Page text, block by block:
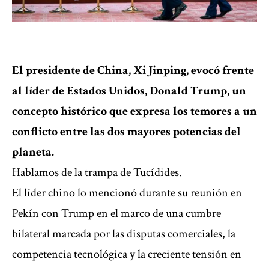
El presidente de China, Xi Jinping, evocó frente
al líder de Estados Unidos, Donald Trump, un
concepto histórico que expresa los temores a un
conflicto entre las dos mayores potencias del
planeta.
Hablamos de la trampa de Tucídides.
El líder chino lo mencionó durante su reunión en
Pekín con Trump en el marco de una cumbre
bilateral marcada por las disputas comerciales, la
competencia tecnológica y la creciente tensión en